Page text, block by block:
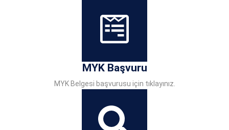
MYK Başvuru
MYK Belgesi başvurusu için tıklayınız.